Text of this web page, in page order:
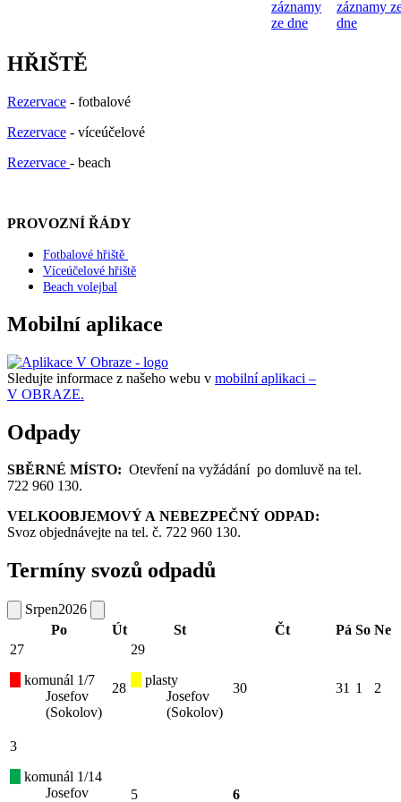
záznamy
ze dne
záznamy
dne
HŘIŠTĚ
Rezervace - fotbalové
Rezervace - víceúčelové
Rezervace - beach
PROVOZNÍ ŘÁDY
Fotbalové hřiště
Víceúčelové hřiště
Beach volejbal
Mobilní aplikace
Sledujte informace z našeho webu v mobilní aplikaci –
V OBRAZE.
Odpady
SBĚRNÉ MÍSTO: Otevření na vyžádání po domluvě na tel.
722 960 130.
VELKOOBJEMOVÝ A NEBEZPEČNÝ ODPAD:
Svoz objednávejte na tel. č. 722 960 130.
Termíny svozů odpadů
Srpen2026
Po
Út St Čt Pá So Ne
27
komunál 1/7
Josefov
(Sokolov)
28
29
plasty
Josefov
(Sokolov)
30 31 1 2
3
komunál 1/14
Josefov
5 6